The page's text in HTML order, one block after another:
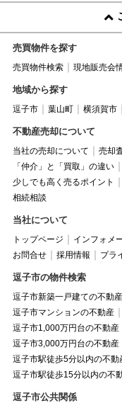
売買物件を探す
売買物件検索 現地販売会
地域から探す
逗子市 葉山町 横須賀市
不動産売却について
当社の売却について 売却
「仲介」と「買取」の違い
少しでも高く売るポイント
相続相談
当社について
トップページ インフォメ
お問合せ
採用情報 プラ
逗子市の物件検索
逗子市新築一戸建ての不動産
逗子市マンションの不動産
逗子市1,000万円台の不動産
逗子市3,000万円台の不動産
逗子市駅徒歩5分以内の不動
逗子市駅徒歩15分以内の不
逗子市公共関係